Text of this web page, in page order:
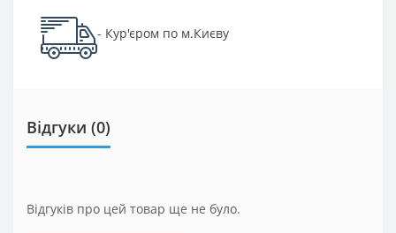
- Кур'єром по м.Києву
Відгуки (0)
Відгуків про цей товар ще не було.